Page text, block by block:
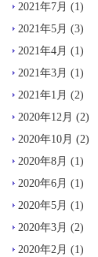
2021年7月 (1)
2021年5月 (3)
2021年4月 (1)
2021年3月 (1)
2021年1月 (2)
2020年12月 (2)
2020年10月 (2)
2020年8月 (1)
2020年6月 (1)
2020年5月 (1)
2020年3月 (2)
2020年2月 (1)